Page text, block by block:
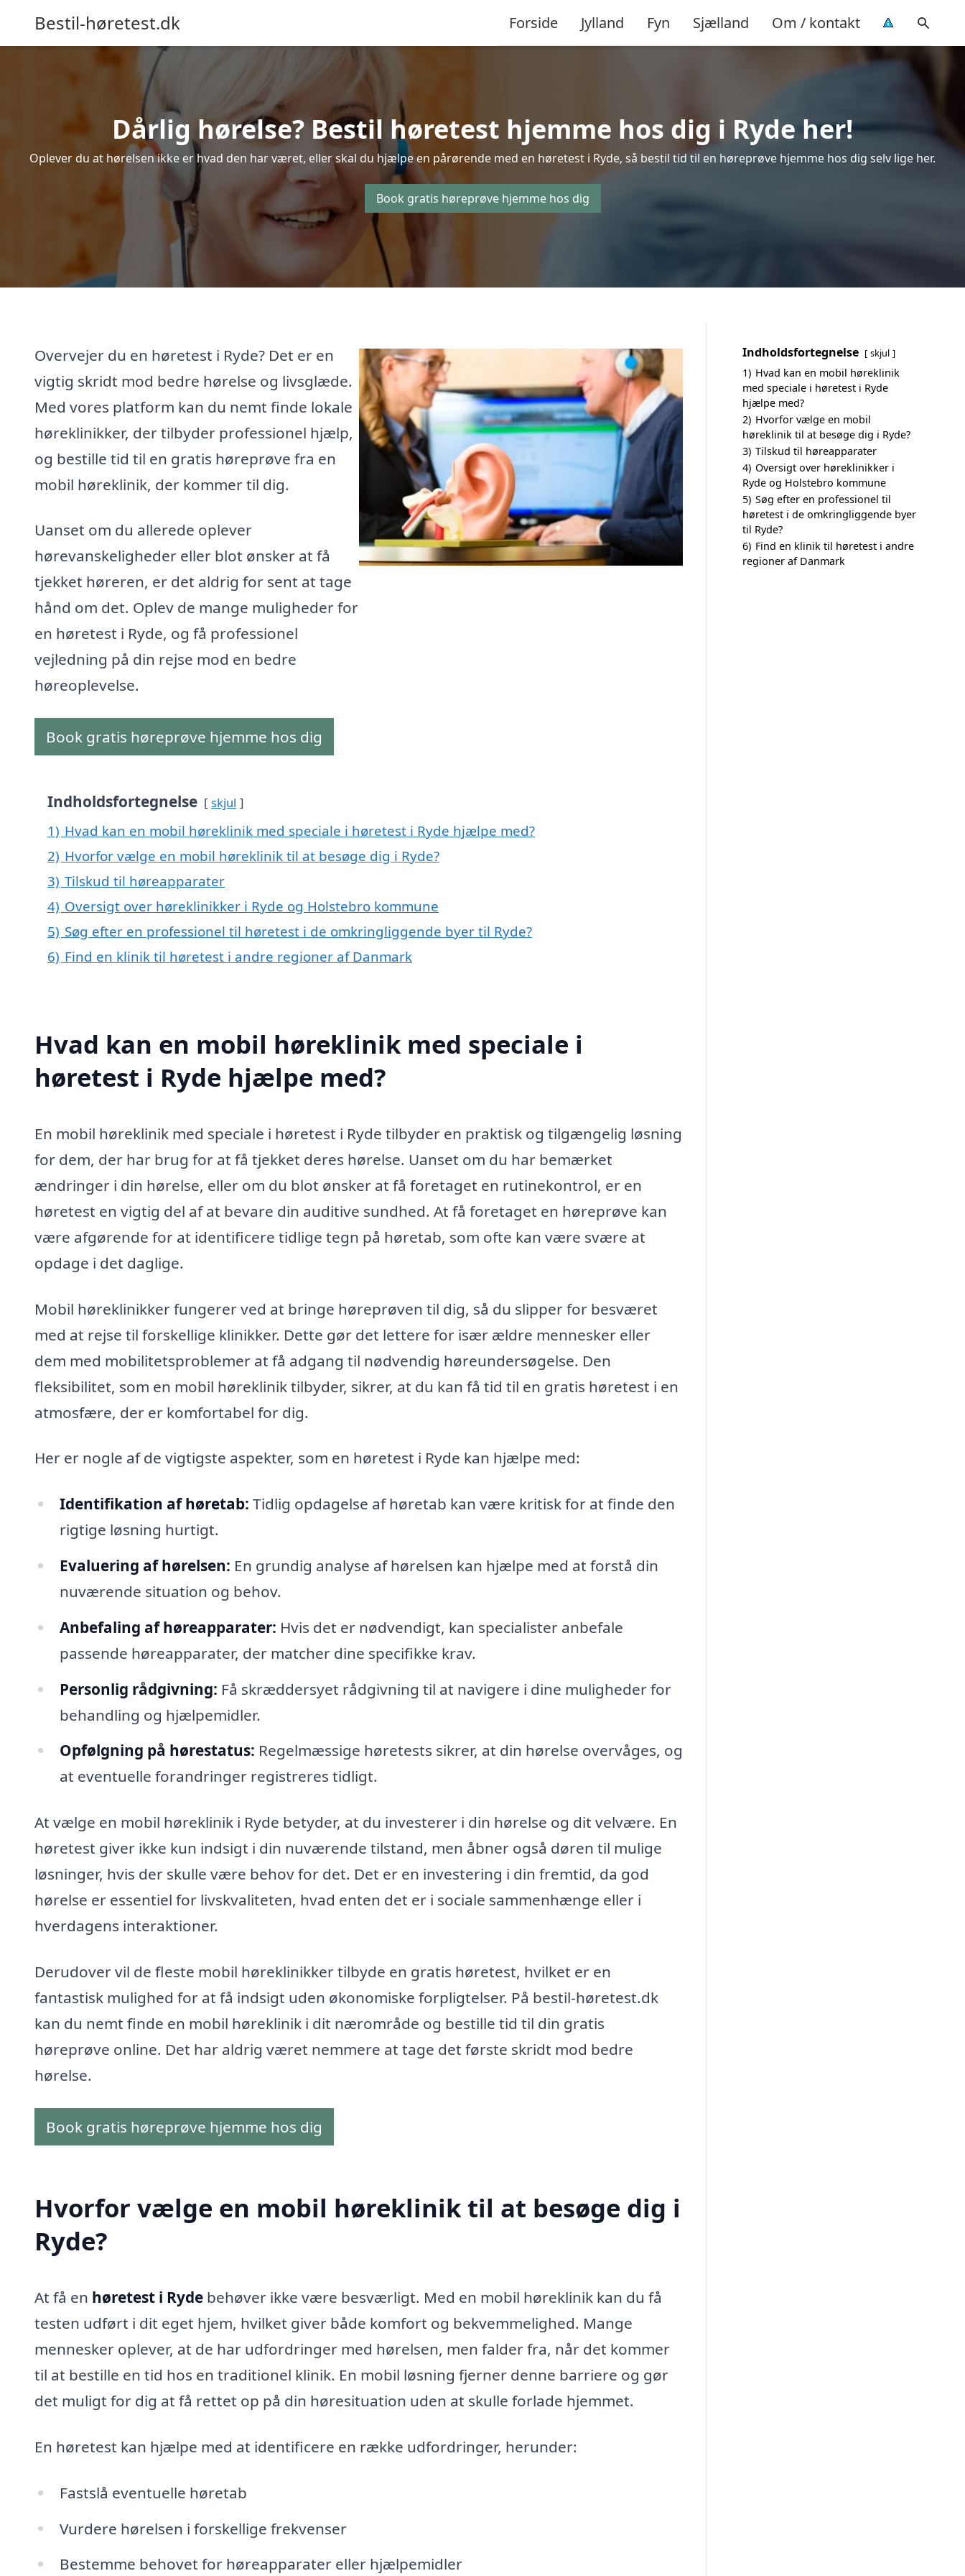
Bestil-høretest.dk Forside Jylland Fyn Sjælland Om / kontakt
Dårlig hørelse? Bestil høretest hjemme hos dig i Ryde her!
Oplever du at hørelsen ikke er hvad den har været, eller skal du hjælpe en pårørende med en høretest i Ryde, så bestil tid til en høreprøve hjemme hos dig selv lige her.
Book gratis høreprøve hjemme hos dig
Overvejer du en høretest i Ryde? Det er en
vigtig skridt mod bedre hørelse og livsglæde.
Med vores platform kan du nemt finde lokale
høreklinikker, der tilbyder professionel hjælp,
og bestille tid til en gratis høreprøve fra en
mobil høreklinik, der kommer til dig.
Uanset om du allerede oplever
hørevanskeligheder eller blot ønsker at få
tjekket høreren, er det aldrig for sent at tage
hånd om det. Oplev de mange muligheder for
en høretest i Ryde, og få professionel
vejledning på din rejse mod en bedre
høreoplevelse.
Book gratis høreprøve hjemme hos dig
Indholdsfortegnelse skjul
1) Hvad kan en mobil høreklinik med speciale i høretest i Ryde hjælpe med?
2) Hvorfor vælge en mobil høreklinik til at besøge dig i Ryde?
3) Tilskud til høreapparater
4) Oversigt over høreklinikker i Ryde og Holstebro kommune
5) Søg efter en professionel til høretest i de omkringliggende byer til Ryde?
6) Find en klinik til høretest i andre regioner af Danmark
Hvad kan en mobil høreklinik med speciale i
høretest i Ryde hjælpe med?
En mobil høreklinik med speciale i høretest i Ryde tilbyder en praktisk og tilgængelig løsning
for dem, der har brug for at få tjekket deres hørelse. Uanset om du har bemærket
ændringer i din hørelse, eller om du blot ønsker at få foretaget en rutinekontrol, er en
høretest en vigtig del af at bevare din auditive sundhed. At få foretaget en høreprøve kan
være afgørende for at identificere tidlige tegn på høretab, som ofte kan være svære at
opdage i det daglige.
Mobil høreklinikker fungerer ved at bringe høreprøven til dig, så du slipper for besværet
med at rejse til forskellige klinikker. Dette gør det lettere for især ældre mennesker eller
dem med mobilitetsproblemer at få adgang til nødvendig høreundersøgelse. Den
fleksibilitet, som en mobil høreklinik tilbyder, sikrer, at du kan få tid til en gratis høretest i en
atmosfære, der er komfortabel for dig.
Her er nogle af de vigtigste aspekter, som en høretest i Ryde kan hjælpe med:
Identifikation af høretab: Tidlig opdagelse af høretab kan være kritisk for at finde den
rigtige løsning hurtigt.
Evaluering af hørelsen: En grundig analyse af hørelsen kan hjælpe med at forstå din
nuværende situation og behov.
Anbefaling af høreapparater: Hvis det er nødvendigt, kan specialister anbefale
passende høreapparater, der matcher dine specifikke krav.
Personlig rådgivning: Få skræddersyet rådgivning til at navigere i dine muligheder for
behandling og hjælpemidler.
Opfølgning på hørestatus: Regelmæssige høretests sikrer, at din hørelse overvåges, og
at eventuelle forandringer registreres tidligt.
At vælge en mobil høreklinik i Ryde betyder, at du investerer i din hørelse og dit velvære. En
høretest giver ikke kun indsigt i din nuværende tilstand, men åbner også døren til mulige
løsninger, hvis der skulle være behov for det. Det er en investering i din fremtid, da god
hørelse er essentiel for livskvaliteten, hvad enten det er i sociale sammenhænge eller i
hverdagens interaktioner.
Derudover vil de fleste mobil høreklinikker tilbyde en gratis høretest, hvilket er en
fantastisk mulighed for at få indsigt uden økonomiske forpligtelser. På bestil-høretest.dk
kan du nemt finde en mobil høreklinik i dit nærområde og bestille tid til din gratis
høreprøve online. Det har aldrig været nemmere at tage det første skridt mod bedre
hørelse.
Book gratis høreprøve hjemme hos dig
Hvorfor vælge en mobil høreklinik til at besøge dig i
Ryde?
At få en høretest i Ryde behøver ikke være besværligt. Med en mobil høreklinik kan du få
testen udført i dit eget hjem, hvilket giver både komfort og bekvemmelighed. Mange
mennesker oplever, at de har udfordringer med hørelsen, men falder fra, når det kommer
til at bestille en tid hos en traditionel klinik. En mobil løsning fjerner denne barriere og gør
det muligt for dig at få rettet op på din høresituation uden at skulle forlade hjemmet.
En høretest kan hjælpe med at identificere en række udfordringer, herunder:
Fastslå eventuelle høretab
Vurdere hørelsen i forskellige frekvenser
Bestemme behovet for høreapparater eller hjælpemidler
Indholdsfortegnelse skjul
1) Hvad kan en mobil høreklinik
med speciale i høretest i Ryde
hjælpe med?
2) Hvorfor vælge en mobil
høreklinik til at besøge dig i Ryde?
3) Tilskud til høreapparater
4) Oversigt over høreklinikker i
Ryde og Holstebro kommune
5) Søg efter en professionel til
høretest i de omkringliggende byer
til Ryde?
6) Find en klinik til høretest i andre
regioner af Danmark